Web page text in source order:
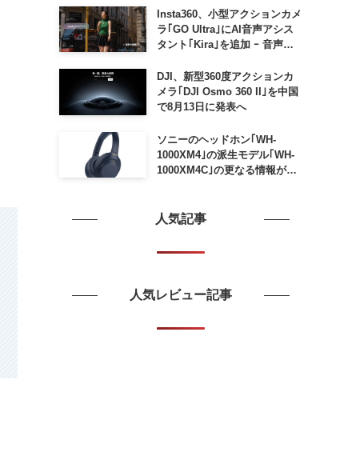
Insta360、小型アクションカメ
ラ｢GO Ultra｣にAI音声アシス
タント｢Kira｣を追加 ｰ 音声で
などが利用可能に
DJI、新型360度アクションカ
メラ｢DJI Osmo 360 II｣を中国
で8月13日に発表へ
ソニーのヘッドホン｢WH-
1000XM4｣の派生モデル｢WH-
1000XM4C｣の更なる情報が明
人気記事
人気レビュー記事